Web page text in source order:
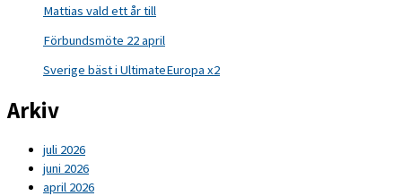
Mattias vald ett år till
Förbundsmöte 22 april
Sverige bäst i UltimateEuropa x2
Arkiv
juli 2026
juni 2026
april 2026